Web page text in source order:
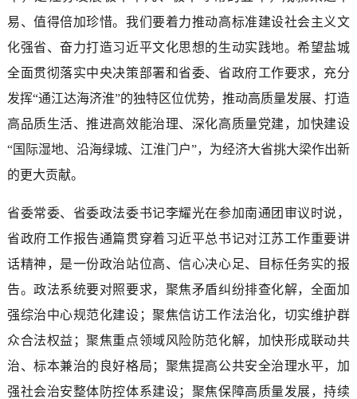
易、值得倍加珍惜。我们要着力推动高标准建设社会主义文
化强省、奋力打造习近平文化思想的生动实践地。希望盐城
全面贯彻落实中央决策部署和省委、省政府工作要求，充分
发挥“通江达海济淮”的独特区位优势，推动高质量发展、打造
高品质生活、推进高效能治理、深化高质量党建，加快建设
“国际湿地、沿海绿城、江淮门户”，为经济大省挑大梁作出新
的更大贡献。
省委常委、省委政法委书记李耀光在参加南通团审议时说，
省政府工作报告通篇贯穿着习近平总书记对江苏工作重要讲
话精神，是一份政治站位高、信心决心足、目标任务实的报
告。政法系统要对照要求，聚焦矛盾纠纷排查化解，全面加
强综治中心规范化建设；聚焦信访工作法治化，切实维护群
众合法权益；聚焦重点领域风险防范化解，加快形成联动共
治、标本兼治的良好格局；聚焦提高公共安全治理水平，加
强社会治安整体防控体系建设；聚焦保障高质量发展，持续